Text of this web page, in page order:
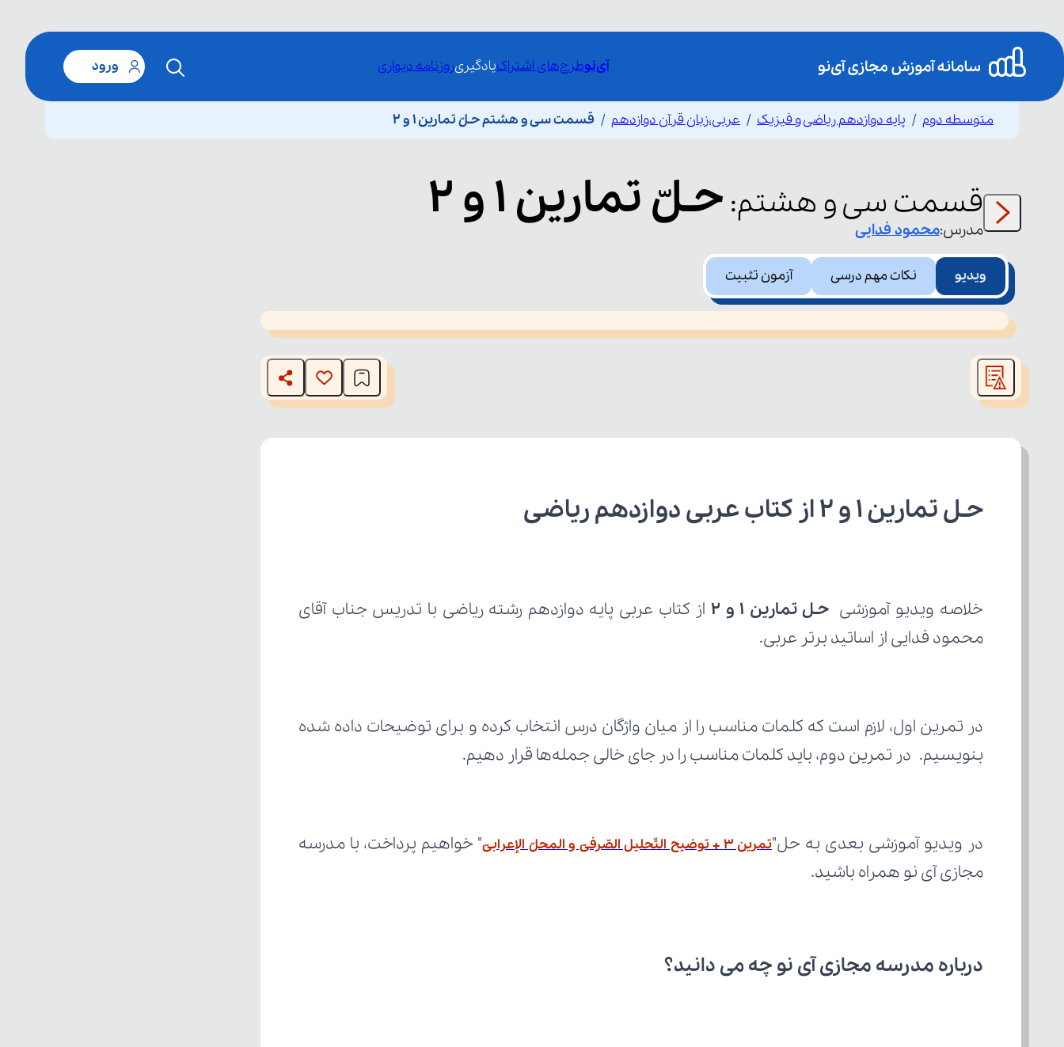
آی‌نوطرح‌های اشتراکیادگیریروزنامه دیواری ورود
متوسطه دوم پایه دوازدهم ریاضی و فیزیک عربی،زبان قرآن دوازدهم قسمت سی و هشتم حـلّ تمارین 1 و 2
قسمت سی و هشتم:حـلّ تمارین 1 و 2 مدرس:محمودفدایی
ویدیو نکات مهم درسی آزمون تثبیت
This
is
window.
حـل تمارین 1 و 2 از کتاب عربی دوازدهم ریاضی
خلاصه ویدیو آموزشی حـل تمارین 1 و 2
محمود فدایی از اساتید برتر عربی.
بنویسیم. در تمرین دوم، باید کلمات مناسب را در جای خالی جمله‌ها قرار دهیم.
در ویدیو آموزشی بعدی به حل"تمرین 3 + توضیح التّحلیل الصّرفیّ و المحلّ الإعرابیّ
مجازی آی نو همراه باشید.
درباره مدرسه مجازی آی نو چه می‌ دانید؟